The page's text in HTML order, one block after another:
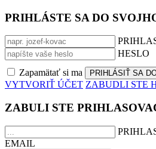
PRIHLÁSTE SA DO
HESLO
Zapamätať si ma
VYTVORIŤ ÚČET ZABUDLI STE
ZABULI STE
EMAIL